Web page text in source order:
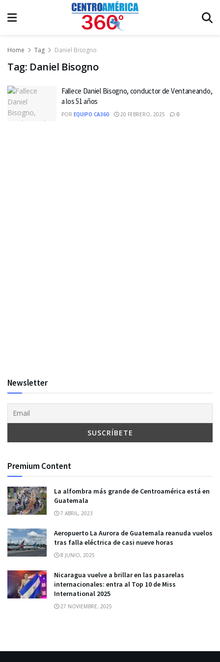
Home Tag Daniel Bisogno
Tag: Daniel Bisogno
Fallece Daniel Bisogno, conductor de Ventaneando,
a los 51 años
POR EQUIPO CA360 20 FEBRERO, 2025 0
Newsletter
Premium Content
La alfombra más grande de Centroamérica está en
Guatemala
7 ABRIL, 2023
Aeropuerto La Aurora de Guatemala reanuda vuelos
tras falla eléctrica de casi nueve horas
8 JUNIO, 2025
Nicaragua vuelve a brillar en las pasarelas
internacionales: entra al Top 10 de Miss
International 2025
27 NOVIEMBRE, 2025